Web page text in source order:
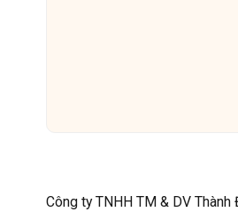
Công ty TNHH TM & DV